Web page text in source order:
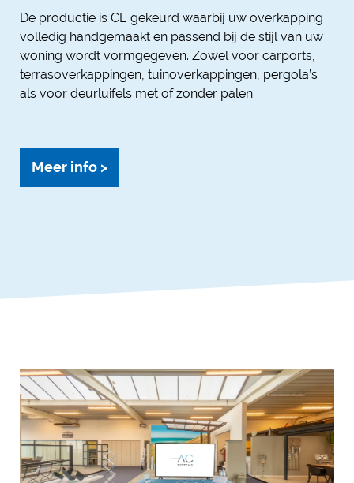
De productie is CE gekeurd waarbij uw overkapping
volledig handgemaakt en passend bij de stijl van uw
woning wordt vormgegeven. Zowel voor carports,
terrasoverkappingen, tuinoverkappingen, pergola’s
als voor deurluifels met of zonder palen.
Meer info >